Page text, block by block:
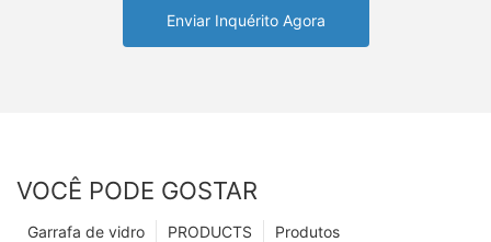
Enviar Inquérito Agora
VOCÊ PODE GOSTAR
Produtos
PRODUCTS
Garrafa de vidro